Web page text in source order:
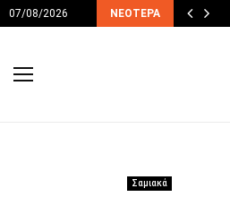
07/08/2026 ΝΕΌΤΕΡΑ
Σαμιακά